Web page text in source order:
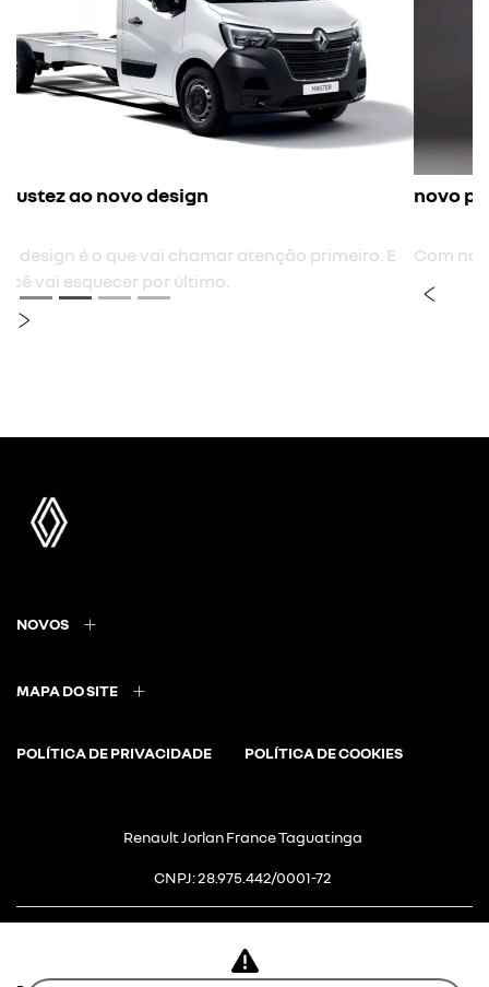
novo para-choque frontal
Com novo desenho, mais envolvente e integrado.
previousnextPróximo
POLÍTICA DE PRIVACIDADE POLÍTICA DE COOKIES